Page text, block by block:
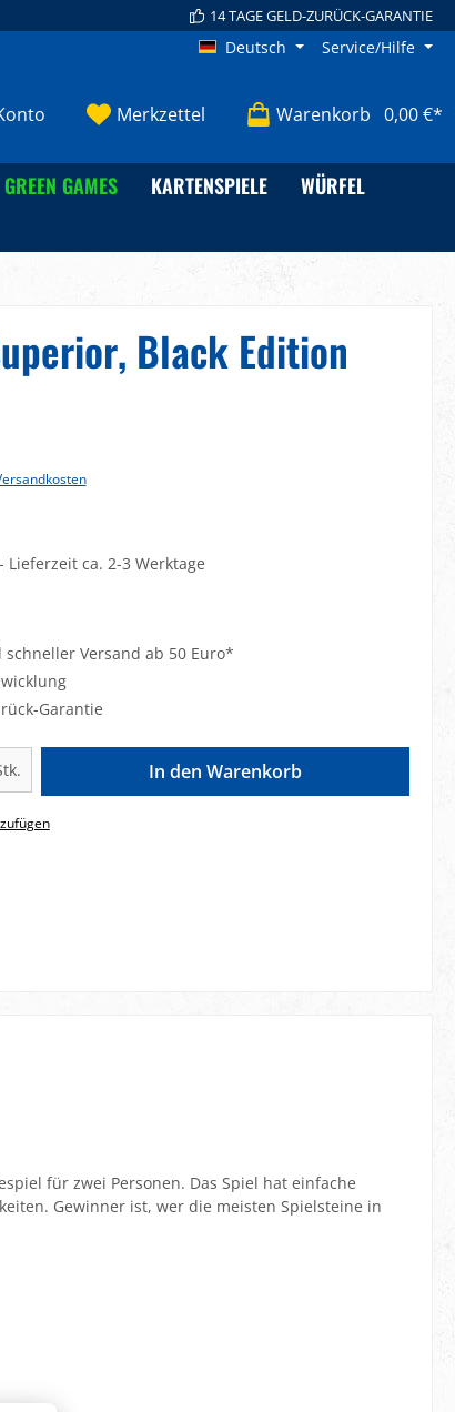
14 TAGE GELD-ZURÜCK-GARANTIE
Deutsch Service/Hilfe
Merkzettel Warenkorb 0,00 €*
GREEN GAMES KARTENSPIELE
WÜRFEL
Black Edition
ca. 2-3 Werktage
schneller Versand ab 50 Euro*
Garantie
In den Warenkorb
für zwei Personen. Das Spiel hat einfache
Gewinner ist, wer die meisten Spielsteine in